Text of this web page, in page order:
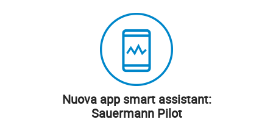
Nuova app smart assistant:
Sauermann Pilot